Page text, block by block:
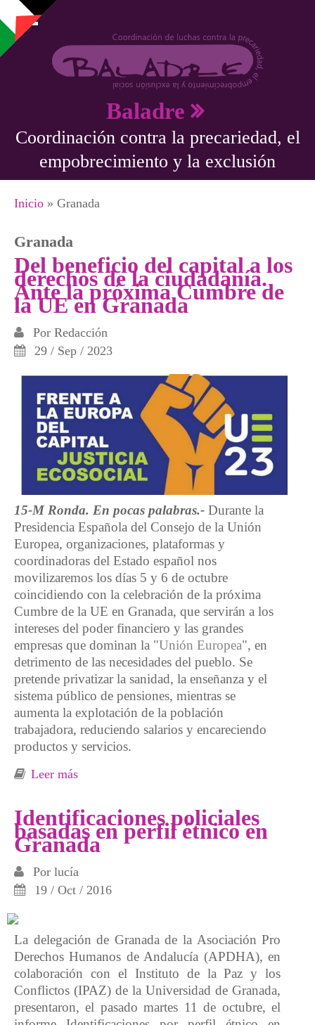
Pasar al contenido principal
Baladre
Coordinación contra la precariedad, el
empobrecimiento y la exclusión
Se encuentra usted aquí
Inicio » Granada
Granada
Del beneficio del capital a los
derechos de la ciudadanía.
Ante la próxima Cumbre de
la UE en Granada
Por Redacción
29 / Sep / 2023
15-M Ronda. En pocas palabras.- Durante la
Presidencia Española del Consejo de la Unión
Europea, organizaciones, plataformas y
coordinadoras del Estado español nos
movilizaremos los días 5 y 6 de octubre
coincidiendo con la celebración de la próxima
Cumbre de la UE en Granada, que servirán a los
intereses del poder financiero y las grandes
empresas que dominan la "Unión Europea", en
detrimento de las necesidades del pueblo. Se
pretende privatizar la sanidad, la enseñanza y el
sistema público de pensiones, mientras se
aumenta la explotación de la población
trabajadora, reduciendo salarios y encareciendo
productos y servicios.
Leer más
la UE en Granada
Identificaciones policiales
basadas en perfil étnico en
Granada
Por lucía
19 / Oct / 2016
La delegación de Granada de la Asociación Pro
Derechos Humanos de Andalucía (APDHA), en
colaboración con el Instituto de la Paz y los
Conflictos (IPAZ) de la Universidad de Granada,
presentaron, el pasado martes 11 de octubre, el